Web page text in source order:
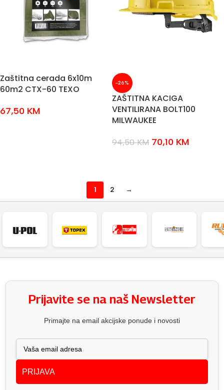
Zaštitna cerada 6x10m
60m2 CTX-60 TEXO
67,50 KM
-26%
ZAŠTITNA KACIGA
VENTILIRANA BOLT100
MILWAUKEE
94,50KM 70,10 KM
1 2 →
Prijavite se na naš Newsletter
Primajte na email akcijske ponude i novosti
PRIJAVA